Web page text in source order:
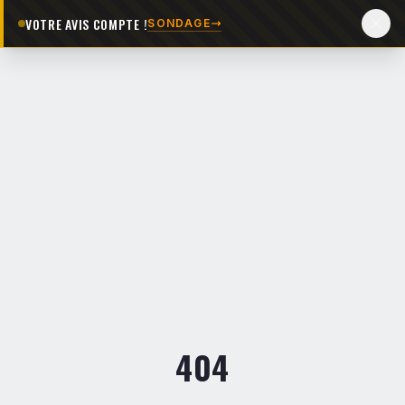
VOTRE AVIS COMPTE !SONDAGE
404